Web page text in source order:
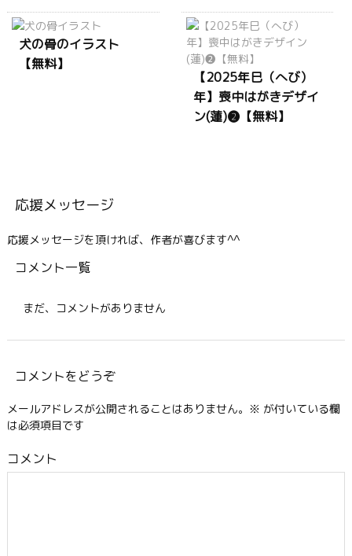
犬の骨のイラスト
【無料】
【2025年巳（へび）
年】喪中はがきデザイ
ン(蓮)❷【無料】
応援メッセージ
応援メッセージを頂ければ、作者が喜びます^^
コメント一覧
まだ、コメントがありません
コメントをどうぞ
メールアドレスが公開されることはありません。 ※ が付いている欄
は必須項目です
コメント